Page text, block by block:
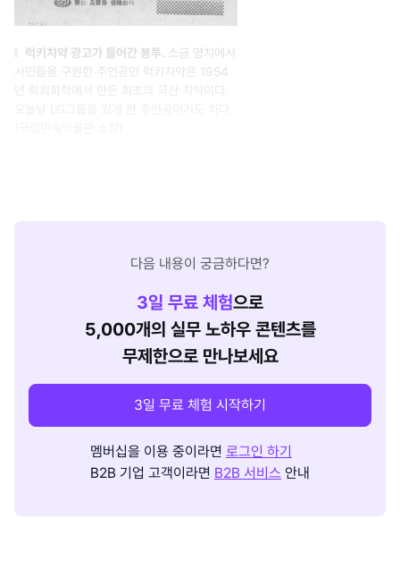
럭키치약 광고가 들어간 봉투. 소금 양치에서
서민들을 구원한 주인공인 럭키치약은 1954
년 락희화학에서 만든 최초의 국산 치약이다.
다음 내용이 궁금하다면?
3일 무료 체험으로
5,000개의 실무 노하우 콘텐츠를
무제한으로 만나보세요
3일 무료 체험 시작하기
멤버십을 이용 중이라면 로그인 하기
B2B 기업 고객이라면 B2B 서비스 안내